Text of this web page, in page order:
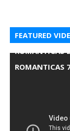
FEATURED
ROMANTICAS
ROMANTICAS